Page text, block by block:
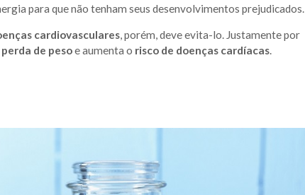
para que não tenham seus desenvolvimentos prejudicados.
cardiovasculares, porém, deve evita-lo. Justamente por
perda de pesoe aumenta o risco de doenças cardíacas.